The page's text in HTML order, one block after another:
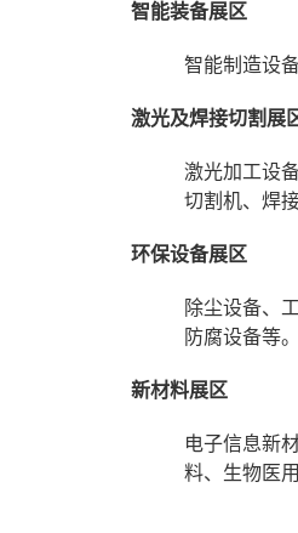
智能装备展区
智能制造设
激光及焊接切割展
激光加工设
切割机、焊
环保设备展区
除尘设备、
防腐设备等。
新材料展区
电子信息新
料、生物医